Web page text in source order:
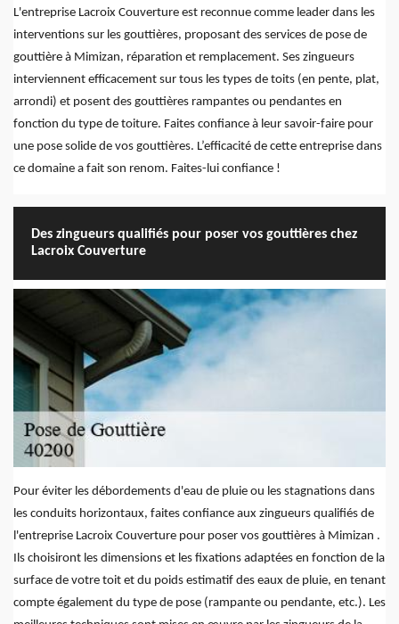
L'entreprise Lacroix Couverture est reconnue comme leader dans les
interventions sur les gouttières, proposant des services de pose de
gouttière à Mimizan, réparation et remplacement. Ses zingueurs
interviennent efficacement sur tous les types de toits (en pente, plat,
arrondi) et posent des gouttières rampantes ou pendantes en
fonction du type de toiture. Faites confiance à leur savoir-faire pour
une pose solide de vos gouttières. L’efficacité de cette entreprise dans
ce domaine a fait son renom. Faites-lui confiance !
Des zingueurs qualifiés pour poser vos gouttières chez
Lacroix Couverture
Pour éviter les débordements d'eau de pluie ou les stagnations dans
les conduits horizontaux, faites confiance aux zingueurs qualifiés de
l'entreprise Lacroix Couverture pour poser vos gouttières à Mimizan .
Ils choisiront les dimensions et les fixations adaptées en fonction de la
surface de votre toit et du poids estimatif des eaux de pluie, en tenant
compte également du type de pose (rampante ou pendante, etc.). Les